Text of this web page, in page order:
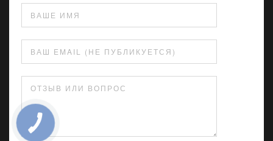
ВАШЕ ИМЯ
ВАШ EMAIL (НЕ ПУБЛИКУЕТСЯ)
ОТЗЫВ ИЛИ ВОПРОС